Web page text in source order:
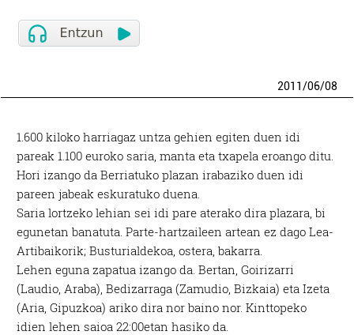
2011/06/08
1.600 kiloko harriagaz untza gehien egiten duen idi
pareak 1.100 euroko saria, manta eta txapela eroango ditu.
Hori izango da Berriatuko plazan irabaziko duen idi
pareen jabeak eskuratuko duena.
Saria lortzeko lehian sei idi pare aterako dira plazara, bi
egunetan banatuta. Parte-hartzaileen artean ez dago Lea-
Artibaikorik; Busturialdekoa, ostera, bakarra.
Lehen eguna zapatua izango da. Bertan, Goirizarri
(Laudio, Araba), Bedizarraga (Zamudio, Bizkaia) eta Izeta
(Aria, Gipuzkoa) ariko dira nor baino nor. Kinttopeko
idien lehen saioa 22:00etan hasiko da.